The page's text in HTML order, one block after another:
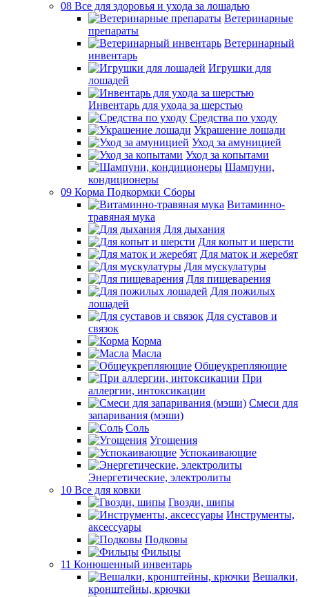
08 Все для здоровья и ухода за лошадью
Ветеринарные
препараты
Ветеринарный
инвентарь
Игрушки для
лошадей
Инвентарь для ухода за шерстью
Средства по уходу
Украшение лошади
Уход за амуницией
Уход за копытами
Шампуни,
кондиционеры
09 Корма Подкормки Сборы
Витаминно-
травяная мука
Для дыхания
Для копыт и шерсти
Для маток и жеребят
Для мускулатуры
Для пищеварения
Для пожилых
лошадей
Для суставов и
связок
Корма
Масла
Общеукрепляющие
При
аллергии, интоксикации
Смеси для
запаривания (мэши)
Соль
Угощения
Успокаивающие
Энергетические, электролиты
10 Все для ковки
Гвозди, шипы
Инструменты,
аксессуары
Подковы
Фильцы
11 Конюшенный инвентарь
Вешалки,
кронштейны, крючки